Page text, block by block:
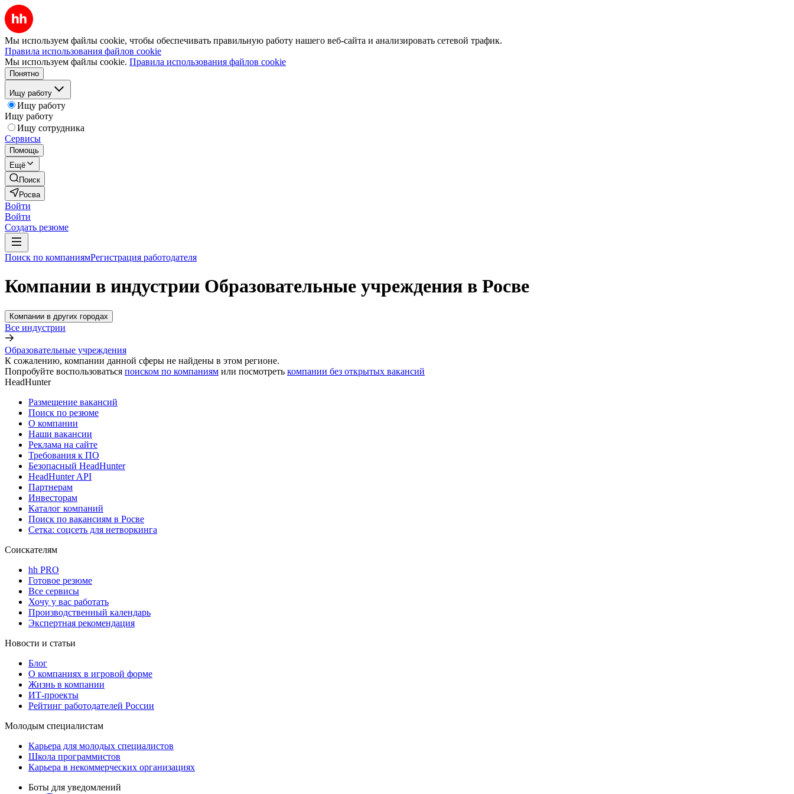
Мы используем файлы cookie, чтобы обеспечивать правильную работу нашего веб-сайта и анализировать сетевой трафик.
Правила использования файлов cookie
Мы используем файлы cookie. Правила использования файлов cookie
Понятно
Ищу работу
Ищу работу
Ищу работу
Ищу сотрудника
Сервисы
Помощь
Ещё
Поиск
Росва
Войти
Войти
Создать резюме
Поиск по компаниямРегистрация работодателя
Компании в индустрии Образовательные учреждения в Росве
Компании в других городах
Все индустрии
Образовательные учреждения
К сожалению, компании данной сферы не найдены в этом регионе.
Попробуйте воспользоваться поиском по компаниям или посмотреть компании без открытых вакансий
HeadHunter
Размещение вакансий
Поиск по резюме
О компании
Наши вакансии
Реклама на сайте
Требования к ПО
Безопасный HeadHunter
HeadHunter API
Партнерам
Инвесторам
Каталог компаний
Поиск по вакансиям в Росве
Сетка: соцсеть для нетворкинга
Соискателям
hh PRO
Готовое резюме
Все сервисы
Хочу у вас работать
Производственный календарь
Экспертная рекомендация
Новости и статьи
Блог
О компаниях в игровой форме
Жизнь в компании
ИТ-проекты
Рейтинг работодателей России
Молодым специалистам
Карьера для молодых специалистов
Школа программистов
Карьера в некоммерческих организациях
Боты для уведомлений